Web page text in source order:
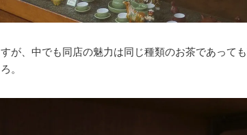
が、中でも同店の魅力は同じ種類のお茶であって
。